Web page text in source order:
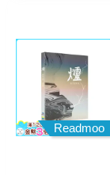
Readmoo